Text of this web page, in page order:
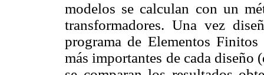
modelos se calculan con un
transformadores. Una vez
programa de Elementos
más importantes de cada